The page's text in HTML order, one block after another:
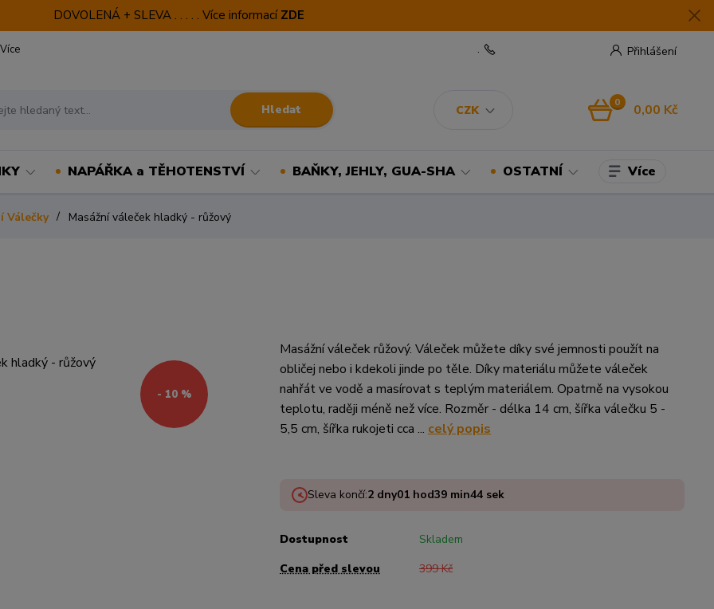
DOVOLENÁ + SLEVA . . . . . Více informací ZDE
Více
CZK
Přihlášení
Hledat
.
0 0,00 Kč
NAPÁŘKA a TĚHOTENSTVÍ BAŇKY, JEHLY, GUA-SHA OSTATNÍ Více
Válečky Masážní váleček hladký - růžový
- 10 %
Masážní váleček růžový. Váleček můžete díky své jemnosti použít na
obličej nebo i kdekoli jinde po těle. Díky materiálu můžete váleček
nahřát ve vodě a masírovat s teplým materiálem. Opatrně na vysokou
teplotu, raději méně než více. Rozměr - délka 14 cm, šířka válečku 5 -
5,5 cm, šířka rukojeti cca ... celý popis
Sleva končí:2 dny01 hod39 min43 sek
Dostupnost
Skladem
Cena před slevou
399 Kč